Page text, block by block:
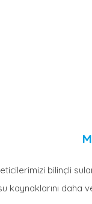
bilinçli
kaynaklarını daha